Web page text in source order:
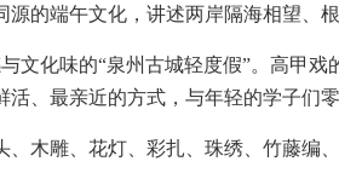
的端午文化，讲述两岸隔海相望、
文化味的“泉州古城轻度假”。高甲
、最亲近的方式，与年轻的学子们零
木雕、花灯、彩扎、珠绣、竹藤编